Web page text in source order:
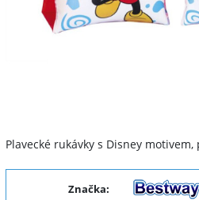
Plavecké rukávky s Disney
Značka: